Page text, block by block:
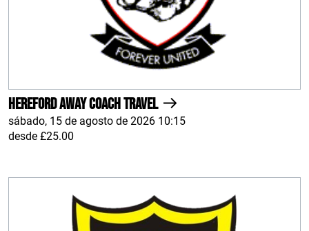
Hereford AWAY Coach Travel
sábado, 15 de agosto de 2026 10:15
desde £25.00